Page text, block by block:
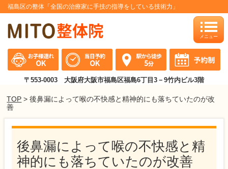
福島区の整体「全国の治療家に手技の指導をしている技術力」
〒553-0003 大阪府大阪市福島区福島6丁目3－9竹内ビル3階
toggle
TOP > 後鼻漏によって喉の不快感と精神的にも落ちていたのが改
善
後鼻漏によって喉の不快感と精
神的にも落ちていたのが改善